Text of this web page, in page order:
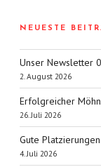
NEUESTE
Unser Newsletter
2. August 2026
Erfolgreicher
26. Juli 2026
Gute
4. Juli 2026